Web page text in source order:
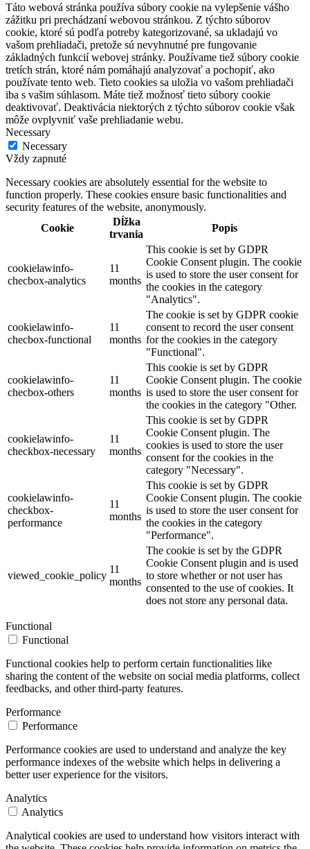
Táto webová stránka používa súbory cookie na vylepšenie vášho
zážitku pri prechádzaní webovou stránkou. Z týchto súborov
cookie, ktoré sú podľa potreby kategorizované, sa ukladajú vo
vašom prehliadači, pretože sú nevyhnutné pre fungovanie
základných funkcií webovej stránky. Používame tiež súbory cookie
tretích strán, ktoré nám pomáhajú analyzovať a pochopiť, ako
používate tento web. Tieto cookies sa uložia vo vašom prehliadači
iba s vašim súhlasom. Máte tiež možnosť tieto súbory cookie
deaktivovať. Deaktivácia niektorých z týchto súborov cookie však
môže ovplyvniť vaše prehliadanie webu.
Necessary
Necessary
Vždy zapnuté
Necessary cookies are absolutely essential for the website to
function properly. These cookies ensure basic functionalities and
security features of the website, anonymously.
Cookie
Dĺžka
trvania
Popis
cookielawinfo-
checbox-analytics
11
months
This cookie is set by GDPR
Cookie Consent plugin. The cookie
is used to store the user consent for
the cookies in the category
"Analytics".
cookielawinfo-
checbox-functional
11
months
The cookie is set by GDPR cookie
consent to record the user consent
for the cookies in the category
"Functional".
cookielawinfo-
checbox-others
11
months
This cookie is set by GDPR
Cookie Consent plugin. The cookie
is used to store the user consent for
the cookies in the category "Other.
cookielawinfo-
checkbox-necessary
11
months
This cookie is set by GDPR
Cookie Consent plugin. The
cookies is used to store the user
consent for the cookies in the
category "Necessary".
cookielawinfo-
checkbox-
performance
11
months
This cookie is set by GDPR
Cookie Consent plugin. The cookie
is used to store the user consent for
the cookies in the category
"Performance".
viewed_cookie_policy
11
months
The cookie is set by the GDPR
Cookie Consent plugin and is used
to store whether or not user has
consented to the use of cookies. It
does not store any personal data.
Functional
Functional
Functional cookies help to perform certain functionalities like
sharing the content of the website on social media platforms, collect
feedbacks, and other third-party features.
Performance
Performance
Performance cookies are used to understand and analyze the key
performance indexes of the website which helps in delivering a
better user experience for the visitors.
Analytics
Analytics
Analytical cookies are used to understand how visitors interact with